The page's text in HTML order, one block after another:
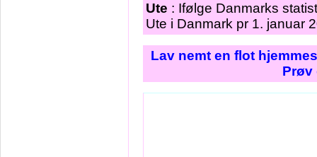
Ute : Ifølge Danmarks
Ute i Danmark pr 1. januar
Lav nemt en flot
Prøv